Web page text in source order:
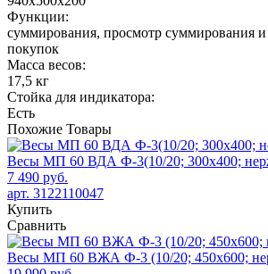
Функции:
суммирования, просмотр cуммирования
покупок
Масса весов:
17,5 кг
Стойка для индикатора:
Есть
Похожие Товары
Весы МП 60 ВДА Ф-3(10/20; 300х400;
7 490 руб.
арт. 3122110047
Купить
Сравнить
Весы МП 60 ВЖА Ф-3 (10/20; 450х600;